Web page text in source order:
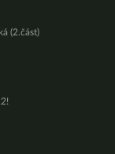
(2.část)